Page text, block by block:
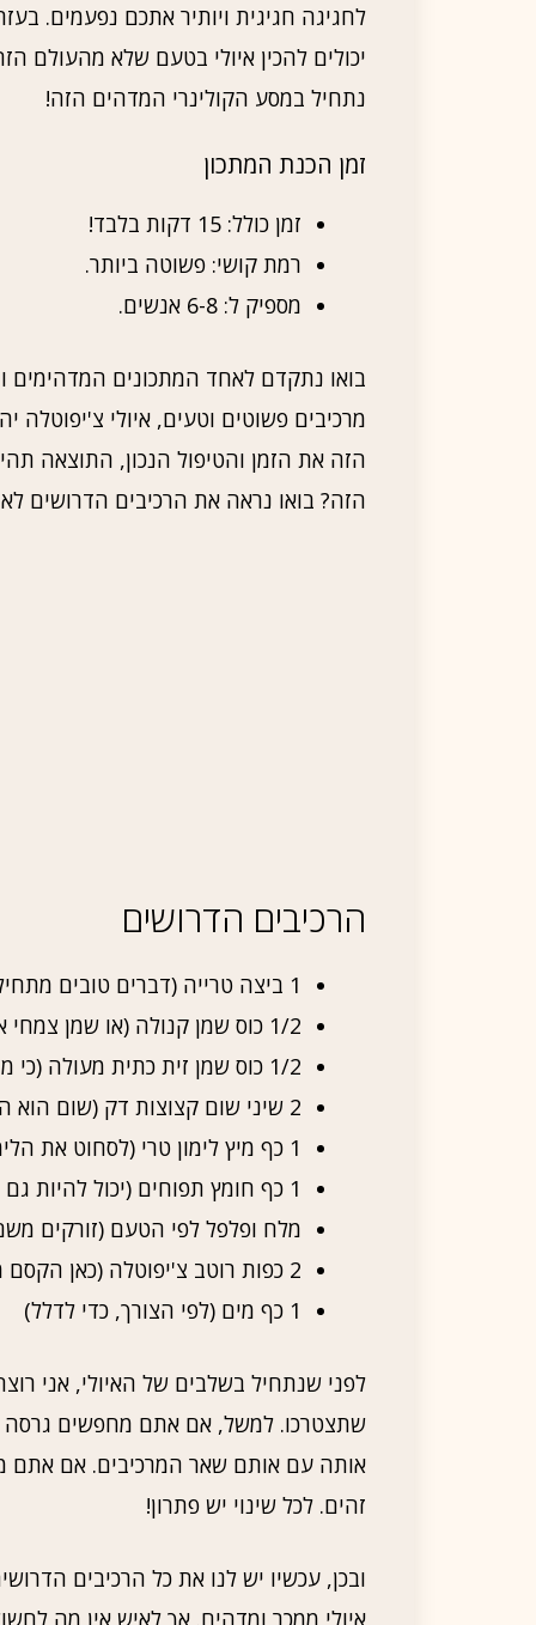
לחגיגה חגיגית ויותיר אתכם נפעמים.
יכולים להכין איולי בטעם שלא מהעולם
נתחיל במסע הקולינרי המדהים הזה!
זמן הכנת המתכון
זמן כולל: 15 דקות בלבד!
רמת קושי: פשוטה ביותר.
מספיק ל: 6-8 אנשים.
בואו נתקדם לאחד המתכונים המדהימים
מרכיבים פשוטים וטעים, איולי צ'יפוטלה
הזה את הזמן והטיפול הנכון, התוצאה
הזה? בואו נראה את הרכיבים הדרושים
הרכיבים הדרושים
1 ביצה טרייה (דברים טובים מתחילים בביצה טובה)
1/2 כוס שמן קנולה (או שמן צמחי אחר אם אוהבים)
1/2 כוס שמן זית כתית מעולה (כי מגיע לנו הכי טוב)
2 שיני שום קצוצות דק (שום הוא הבסיס לכל דבר טוב)
1 כף מיץ לימון טרי (לסחוט את הלימון באהבה)
1 כף חומץ תפוחים (יכול להיות גם חומץ יין לבן)
מלח ופלפל לפי הטעם (זורקים
2 כפות רוטב צ'יפוטלה (כאן הקסם מתחיל)
1 כף מים (לפי הצורך, כדי לדלל)
לפני שנתחיל בשלבים של האיולי, אני
שתצטרכו. למשל, אם אתם מחפשים גרסה
אותה עם אותם שאר המרכיבים. אם אתם
זהים. לכל שינוי יש פתרון!
ובכן, עכשיו יש לנו את כל הרכיבים
איולי ממכר ומדהים. אך לאיש אין מה